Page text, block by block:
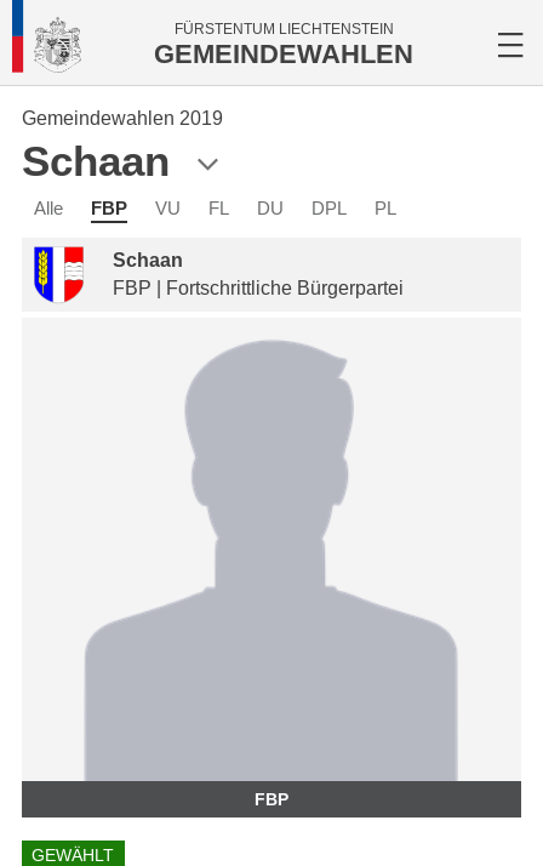
FÜRSTENTUM LIECHTENSTEIN
GEMEINDEWAHLEN
Gemeindewahlen 2019
Schaan
Alle FBP VU FL DU DPL PL
Schaan
FBP | Fortschrittliche Bürgerpartei
FBP
GEWÄHLT